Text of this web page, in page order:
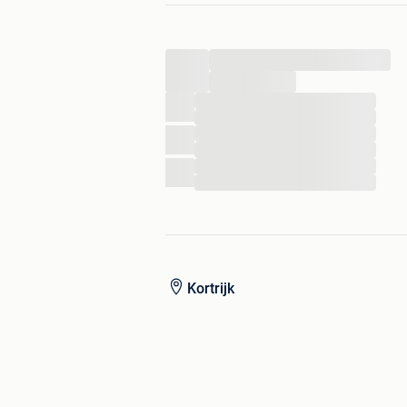
minimalistische streetfighter-
Kortrijk